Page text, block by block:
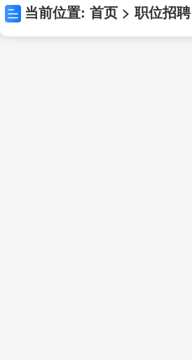
当前位置: 首页 > 职位招聘